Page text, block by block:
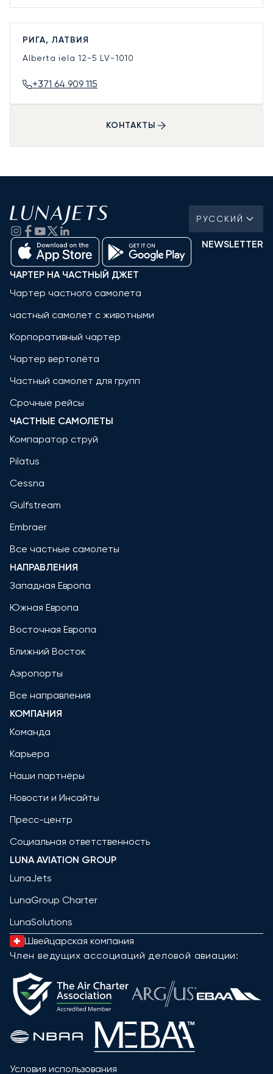
РИГА, ЛАТВИЯ
Alberta iela 12-5 LV-1010
+371 64 909 115
КОНТАКТЫ
РУССКИЙ
NEWSLETTER
ЧАРТЕР НА ЧАСТНЫЙ ДЖЕТ
Чартер частного самолета
частный самолет с животными
Корпоративный чартер
Чартер вертолёта
Частный самолет для групп
Срочные рейсы
ЧАСТНЫЕ САМОЛЕТЫ
Компаратор струй
Pilatus
Cessna
Gulfstream
Embraer
Все частные самолеты
НАПРАВЛЕНИЯ
Западная Европа
Южная Европа
Восточная Европа
Ближний Восток
Аэропорты
Все направления
КОМПАНИЯ
Команда
Карьера
Наши партнёры
Новости и Инсайты
Пресс-центр
Социальная ответственность
LUNA AVIATION GROUP
LunaJets
LunaGroup Charter
LunaSolutions
Швейцарская компания
Член ведущих ассоциаций деловой авиации:
Условия использования